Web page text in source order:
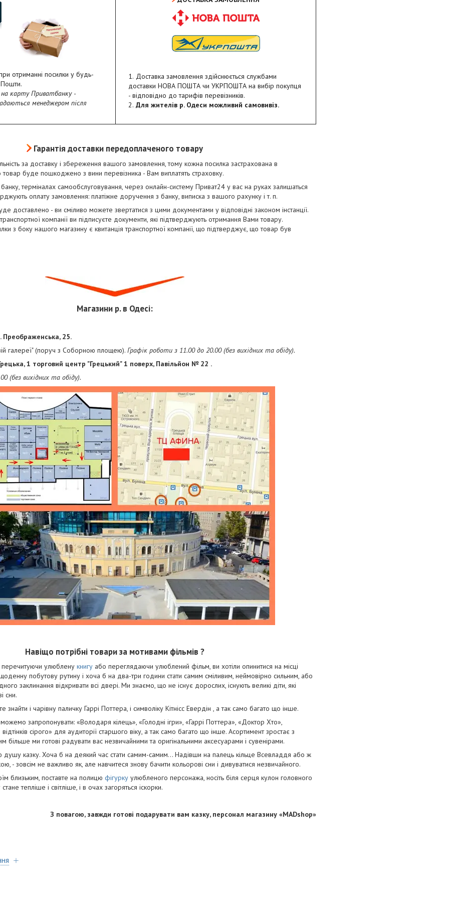
отриманні посилки у будь-
Пошти.
карту Приватбанку -
менеджером після
Доставка замовлення здійснюється службами
доставки НОВА ПОШТА чи УКРПОШТА на вибір покупця
- відповідно до тарифів перевізників.
Для жителів р. Одеси можливий самовивіз.
Гарантія доставки передоплаченого товару
за доставку і збереження вашого замовлення, тому кожна посилка застрахована в
товар буде пошкоджено з вини перевізника - Вам виплатять страховку.
терміналах самообслуговування, через онлайн-систему Приват24 у вас на руках залишаться
оплату замовлення: платіжне доручення з банку, виписка з вашого рахунку і т. п.
доставлено - ви сміливо можете звертатися з цими документами у відповідні законом інстанції.
компанії ви підписуєте документи, які підтверджують отримання Вами товару.
з боку нашого магазину є квитанція транспортної компанії, що підтверджує, що товар був
Магазини р. в Одесі:
Преображенська, 25.
галереї" (поруч з Соборною площею). Графік роботи з 11.00 до 20.00 (без вихідних та обіду).
1 торговий центр "Грецький" 1 поверх, Павільйон № 22 .
(без вихідних та обіду).
Навіщо потрібні товари за мотивами фільмів ?
перечитуючи улюблену книгу або переглядаючи улюблений фільм, ви хотіли опинитися на місці
побутову рутину і хоча б на два-три години стати самим сміливим, неймовірно сильним, або
заклинання відкривати всі двері. Ми знаємо, що не існує дорослих, існують великі діти, які
сни.
і чарівну паличку Гаррі Поттера, і символіку Кітнісс Евердін , а так само багато що інше.
запропонувати: «Володаря кілець», «Голодні ігри», «Гаррі Поттера», «Доктор Хто»,
сірого» для аудиторії старшого віку, а так само багато що інше. Асортимент зростає з
більше ми готові радувати вас незвичайними та оригінальними аксесуарами і сувенірами.
душу казку. Хоча б на деякий час стати самим-самим... Надівши на палець кільце Всевладдя або ж
- зовсім не важливо як, але навчитеся знову бачити кольорові сни і дивуватися незвичайного.
близьким, поставте на полицю фігурку улюбленого персонажа, носіть біля серця кулон головного
тепліше і світліше, і в очах загоряться іскорки.
З повагою, завжди готові подарувати вам казку, персонал магазину «MADshop»